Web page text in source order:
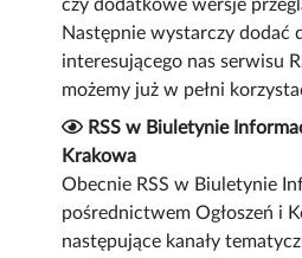
czy dodatkowe wersje
Następnie wystarczy dodać
interesującego nas serwisu
możemy już w pełni
RSS w Biuletynie
Krakowa
Obecnie RSS w Biuletynie
pośrednictwem Ogłoszeń i
następujące kanały